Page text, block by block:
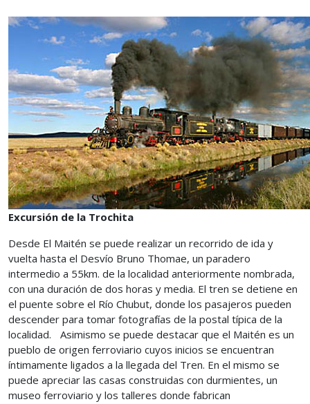
Excursión de la Trochita
Desde El Maitén se puede realizar un recorrido de ida y
vuelta hasta el Desvío Bruno Thomae, un paradero
intermedio a 55km. de la localidad anteriormente nombrada,
con una duración de dos horas y media. El tren se detiene en
el puente sobre el Río Chubut, donde los pasajeros pueden
descender para tomar fotografías de la postal típica de la
localidad. Asimismo se puede destacar que el Maitén es un
pueblo de origen ferroviario cuyos inicios se encuentran
íntimamente ligados a la llegada del Tren. En el mismo se
puede apreciar las casas construidas con durmientes, un
museo ferroviario y los talleres donde fabrican